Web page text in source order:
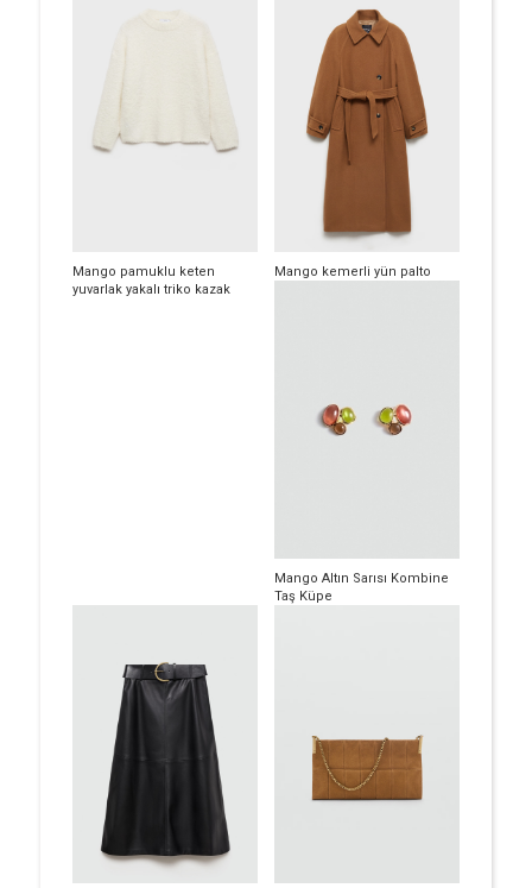
Mango pamuklu keten
yuvarlak yakalı triko kazak
Mango kemerli yün palto
Mango Altın Sarısı Kombine
Taş Küpe